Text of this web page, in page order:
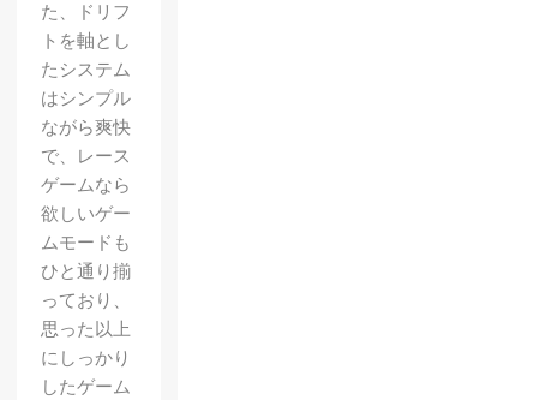
た、ドリフ
トを軸とし
たシステム
はシンプル
ながら爽快
で、レース
ゲームなら
欲しいゲー
ムモードも
ひと通り揃
っており、
思った以上
にしっかり
したゲーム